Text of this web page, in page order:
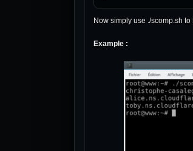
Now simply use ./scomp.sh
Example :